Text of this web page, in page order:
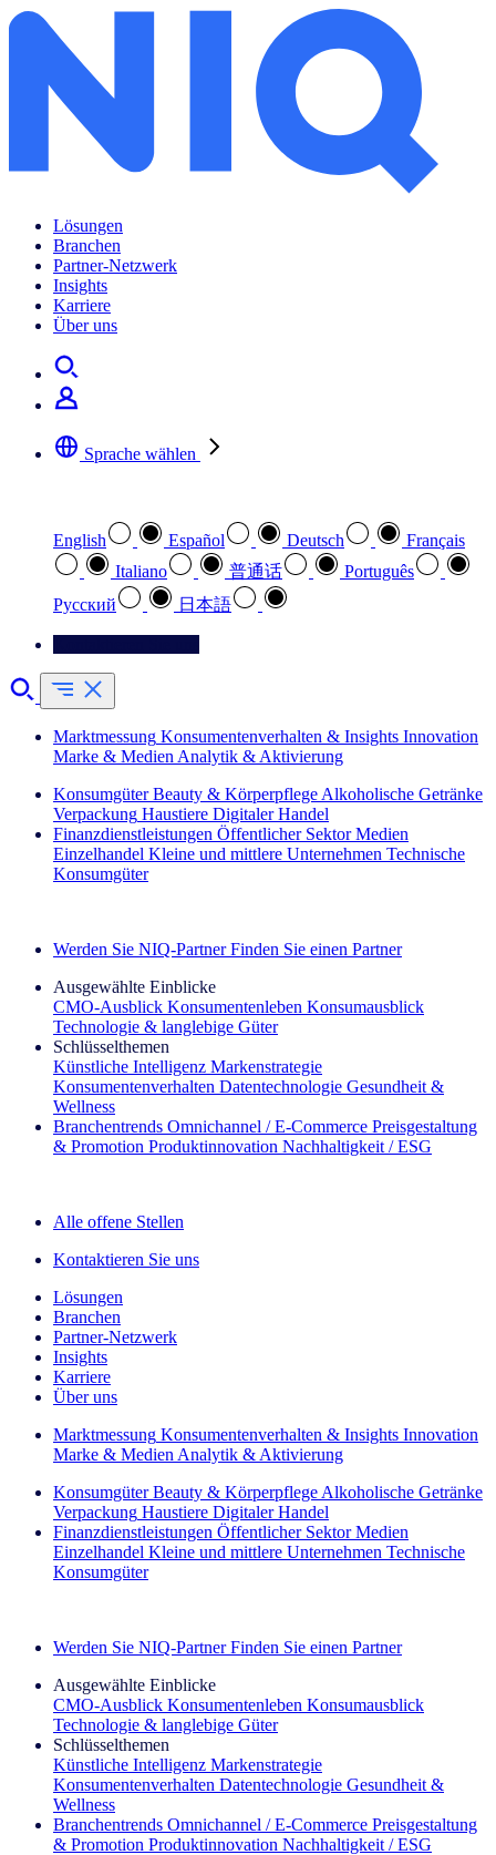
Lösungen
Branchen
Partner-Netzwerk
Insights
Karriere
Über uns
Sprache wählen
English Español Deutsch
Français
Italiano
普通话
Português
Pусский
日本語
Marktmessung Konsumentenverhalten & Insights Innovation
Marke & Medien Analytik & Aktivierung
Konsumgüter Beauty & Körperpflege Alkoholische Getränke
Verpackung Haustiere Digitaler Handel
Finanzdienstleistungen Öffentlicher Sektor Medien
Einzelhandel Kleine und mittlere Unternehmen Technische
Konsumgüter
Werden Sie NIQ-Partner Finden Sie einen Partner
Ausgewählte Einblicke
CMO‑Ausblick Konsumentenleben Konsumausblick
Technologie & langlebige Güter
Schlüsselthemen
Künstliche Intelligenz Markenstrategie
Konsumentenverhalten Datentechnologie Gesundheit &
Wellness
Branchentrends Omnichannel / E‑Commerce Preisgestaltung
& Promotion Produktinnovation Nachhaltigkeit / ESG
Alle offene Stellen
Kontaktieren Sie uns
Lösungen
Branchen
Partner-Netzwerk
Insights
Karriere
Über uns
Marktmessung Konsumentenverhalten & Insights Innovation
Marke & Medien Analytik & Aktivierung
Konsumgüter Beauty & Körperpflege Alkoholische Getränke
Verpackung Haustiere Digitaler Handel
Finanzdienstleistungen Öffentlicher Sektor Medien
Einzelhandel Kleine und mittlere Unternehmen Technische
Konsumgüter
Werden Sie NIQ-Partner Finden Sie einen Partner
Ausgewählte Einblicke
CMO‑Ausblick Konsumentenleben Konsumausblick
Technologie & langlebige Güter
Schlüsselthemen
Künstliche Intelligenz Markenstrategie
Konsumentenverhalten Datentechnologie Gesundheit &
Wellness
Branchentrends Omnichannel / E‑Commerce Preisgestaltung
& Promotion Produktinnovation Nachhaltigkeit / ESG